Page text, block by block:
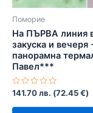
Поморие
На ПЪРВА линия
закуска и
панорамна
Павел***
Оценено
0
141.70лв. (72.45€)